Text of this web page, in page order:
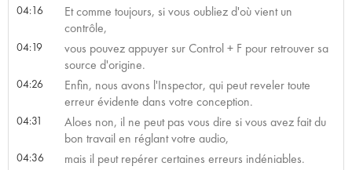
04:16
Et comme toujours, si vous oubliez d'où vient un
contrôle,
04:19
vous pouvez appuyer sur Control + F pour retrouver sa
source d'origine.
04:26
Enfin, nous avons l'Inspector, qui peut reveler toute
erreur évidente dans votre conception.
04:31
Aloes non, il ne peut pas vous dire si vous avez fait du
bon travail en réglant votre audio,
04:36 mais il peut repérer certaines erreurs indéniables.